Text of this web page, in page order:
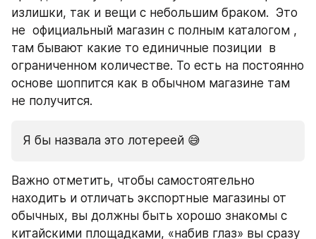
излишки, так и вещи с небольшим браком.  Это
не  официальный магазин с полным каталогом ,
там бывают какие то единичные позиции  в
ограниченном количестве. То есть на постоянно
основе шоппится как в обычном магазине там
не получится.
Я бы назвала это лотереей 😅
Важно отметить, чтобы самостоятельно
находить и отличать экспортные магазины от
обычных, вы должны быть хорошо знакомы с
китайскими площадками, «набив глаз» вы сразу